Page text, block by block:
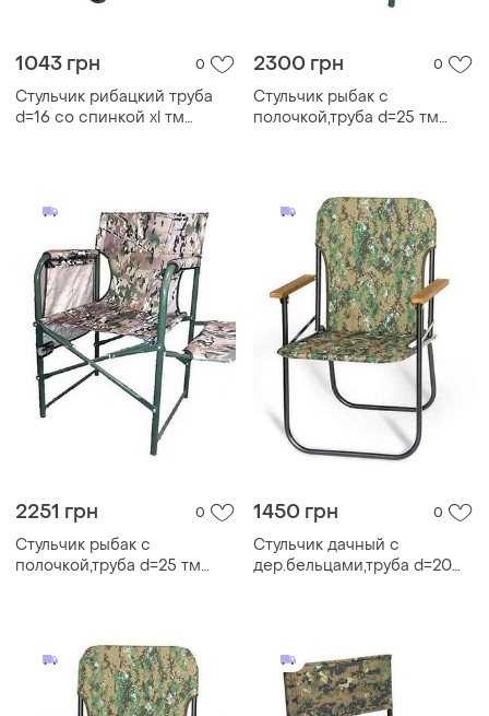
1043 грн 0
Стульчик рибацкий труба
d=16 со спинкой xl тм
2300 грн 0
Стульчик рыбак с
полочкой,труба d=25 тм
2251 грн 0
Стульчик рыбак с
полочкой,труба d=25 тм
1450 грн 0
Стульчик дачный с
дер.бельцами,труба d=20